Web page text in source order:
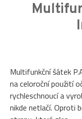
Multifunkční šátek
na celoroční použití
rychleschnoucí a
nikde netlačí. Oproti